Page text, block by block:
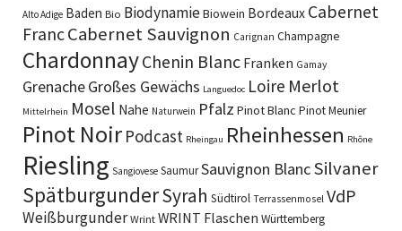
Alto Adige Baden Bio BiodynamieBiowein Bordeaux Cabernet
FrancCabernet Sauvignon Carignan Champagne
ChardonnayChenin Blanc Franken Gamay
GrenacheGroßes Gewächs Languedoc Loire Merlot
Mittelrhein Mosel Nahe Naturwein Pfalz Pinot Blanc Pinot Meunier
Pinot Noir Podcast Rheingau Rheinhessen Rhône
Riesling Sangiovese SaumurSauvignon BlancSilvaner
SpätburgunderSyrah Südtirol Terrassenmosel VdP
Weißburgunder Wrint WRINT Flaschen Württemberg